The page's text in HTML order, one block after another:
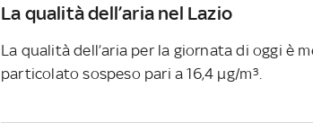
La qualità dell’aria nel Lazio
La qualità dell’aria per la giornata di oggi è
particolato sospeso pari a 16,4 µg/m³.